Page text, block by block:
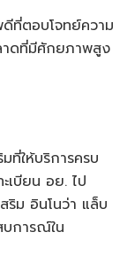
ที่ตอบโจทย์ความ
าดที่มีศักยภาพสูง
ที่ให้บริการครบ
บียน อย. ไป
ริม อินโนว่า แล็บ
บการณ์ใน